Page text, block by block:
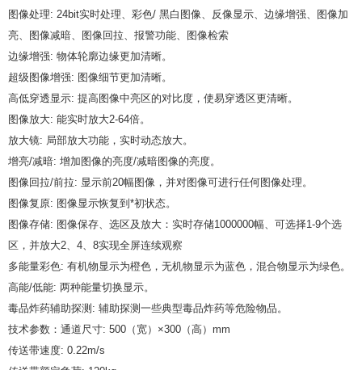
图像处理: 24bit实时处理、彩色/ 黑白图像、反像显示、边缘增强、图像加
亮、图像减暗、图像回拉、报警功能、图像检索
边缘增强: 物体轮廓边缘更加清晰。
超级图像增强: 图像细节更加清晰。
高低穿透显示: 提高图像中亮区的对比度，使易穿透区更清晰。
图像放大: 能实时放大2-64倍。
放大镜: 局部放大功能，实时动态放大。
增亮/减暗: 增加图像的亮度/减暗图像的亮度。
图像回拉/前拉: 显示前20幅图像，并对图像可进行任何图像处理。
图像复原: 图像显示恢复到*初状态。
图像存储: 图像保存、选区及放大：实时存储1000000幅、可选择1-9个选
区，并放大2、4、8实现全屏连续观察
多能量彩色: 有机物显示为橙色，无机物显示为蓝色，混合物显示为绿色。
高能/低能: 两种能量切换显示。
毒品炸药辅助探测: 辅助探测一些典型毒品炸药等危险物品。
技术参数：通道尺寸: 500（宽）×300（高）mm
传送带速度: 0.22m/s